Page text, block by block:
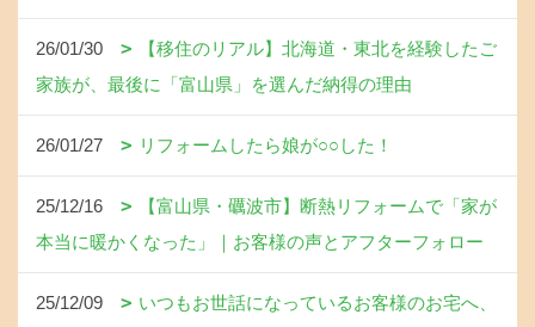
26/01/30
【移住のリアル】北海道・東北を経験したご
家族が、最後に「富山県」を選んだ納得の理由
26/01/27 リフォームしたら娘が○○した！
25/12/16
【富山県・礪波市】断熱リフォームで「家が
本当に暖かくなった」｜お客様の声とアフターフォロー
25/12/09
いつもお世話になっているお客様のお宅へ、